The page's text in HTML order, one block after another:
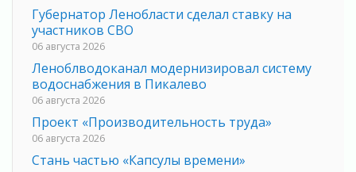
Губернатор Ленобласти сделал ставку на
участников СВО
06 августа 2026
Леноблводоканал модернизировал систему
водоснабжения в Пикалево
06 августа 2026
Проект «Производительность труда»
06 августа 2026
Стань частью «Капсулы времени»